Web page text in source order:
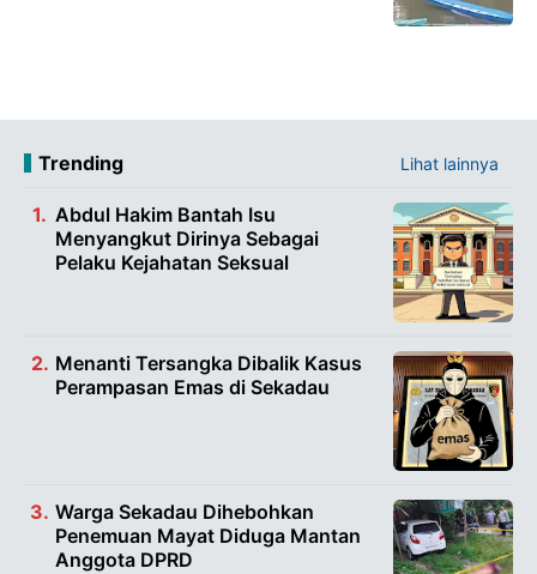
Trending Lihat lainnya
Abdul Hakim Bantah Isu
Menyangkut Dirinya Sebagai
Pelaku Kejahatan Seksual
Menanti Tersangka Dibalik Kasus
Perampasan Emas di Sekadau
Warga Sekadau Dihebohkan
Penemuan Mayat Diduga Mantan
Anggota DPRD